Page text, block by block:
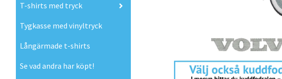
T-shirts med tryck
Tygkasse med vinyltryck
Långärmade t-shirts
Se vad andra har köpt!